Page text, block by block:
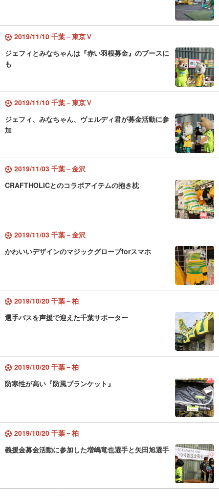
2019/11/10 千葉－東京Ｖ
ジェフィとみなちゃんは『赤い羽根募金』のブースに
も
2019/11/10 千葉－東京Ｖ
ジェフィ、みなちゃん、ヴェルディ君が募金活動に参
加
2019/11/03 千葉－金沢
CRAFTHOLICとのコラボアイテムの抱き枕
2019/11/03 千葉－金沢
かわいいデザインのマジックグローブforスマホ
2019/10/20 千葉－柏
選手バスを声援で迎えた千葉サポーター
2019/10/20 千葉－柏
防寒性が高い『防風ブランケット』
2019/10/20 千葉－柏
義援金募金活動に参加した増嶋竜也選手と矢田旭選手